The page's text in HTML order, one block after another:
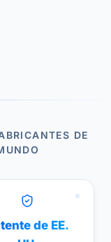
DE
de EE.